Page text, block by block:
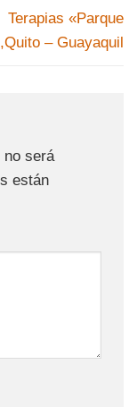
Terapias «Parque
– Guayaquil
no será
están